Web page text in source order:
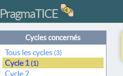
PragmaTICE
Cycles concernés
Tous les cycles (3)
Cycle 1 (1)
Cycle 2